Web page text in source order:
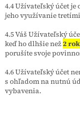
4.4 Užívateľský účet
jeho využívanie
4.5 Váš Užívateľský
keď ho dlhšie než2
porušíte svoje
4.6 Užívateľský účet
s ohľadom na nutnú
vybavenia.